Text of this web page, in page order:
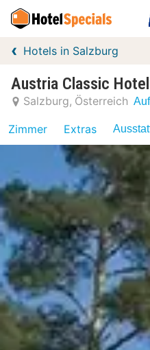
Hotels in Salzburg
Austria Classic
Salzburg Österreich
Zimmer Extras